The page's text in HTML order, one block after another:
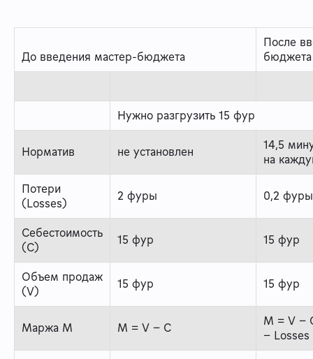
До введения мастер-бюджета
После
бюджета
Нужно разгрузить 15 фур
Норматив не установлен
14,5
на
Потери
(Losses)
2 фуры 0,2 фуры
Себестоимость
(C)
15 фур 15 фур
Объем продаж
(V)
15 фур 15 фур
Маржа M M = V − C
M = V −
− Losses